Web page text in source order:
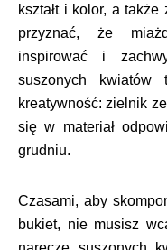
kształt i kolor, a
przyznać, że
inspirować i
suszonych kwiatów
kreatywność: zielnik
się w materiał
grudniu.
Czasami, aby
bukiet, nie musisz